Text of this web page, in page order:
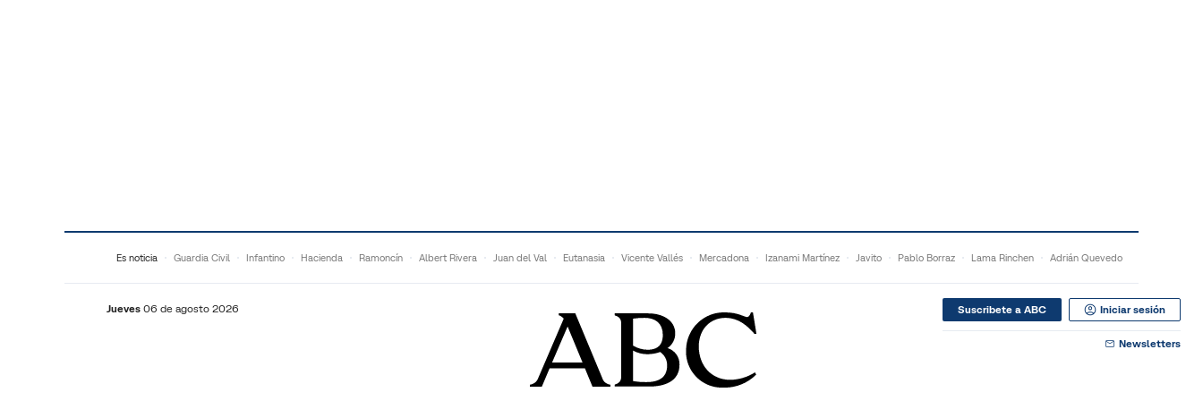
Es noticia Guardia Civil Infantino Hacienda Ramoncín Albert Rivera Juan del Val Eutanasia Vicente Vallés Mercadona Izanami Martínez Javito Pablo Borraz Lama Rinchen Adrián Quevedo
Jueves 06 de agosto 2026 Suscribete a ABC Iniciar sesión
Newsletters